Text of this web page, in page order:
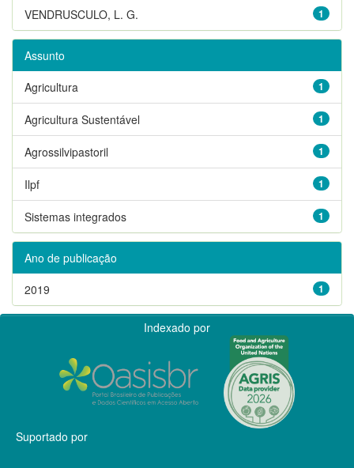
1
VENDRUSCULO, L. G.
Assunto
1
Agricultura
1
Agricultura Sustentável
1
Agrossilvipastoril
1
Ilpf
1
Sistemas integrados
Ano de publicação
1
2019
Indexado por
Suportado por